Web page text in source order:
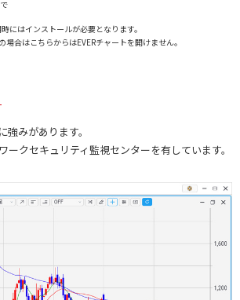
にはインストールが必要となります。
合はこちらからはEVERチャートを開けません。
みがあります。
ークセキュリティ監視センターを有しています。